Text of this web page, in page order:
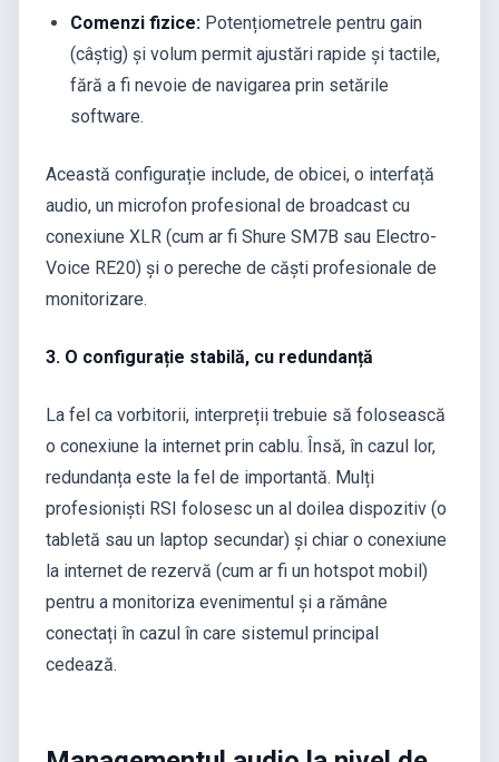
Comenzi fizice: Potențiometrele pentru gain
(câștig) și volum permit ajustări rapide și tactile,
fără a fi nevoie de navigarea prin setările
software.
Această configurație include, de obicei, o interfață
audio, un microfon profesional de broadcast cu
conexiune XLR (cum ar fi Shure SM7B sau Electro-
Voice RE20) și o pereche de căști profesionale de
monitorizare.
3. O configurație stabilă, cu redundanță
La fel ca vorbitorii, interpreții trebuie să folosească
o conexiune la internet prin cablu. Însă, în cazul lor,
redundanța este la fel de importantă. Mulți
profesioniști RSI folosesc un al doilea dispozitiv (o
tabletă sau un laptop secundar) și chiar o conexiune
la internet de rezervă (cum ar fi un hotspot mobil)
pentru a monitoriza evenimentul și a rămâne
conectați în cazul în care sistemul principal
cedează.